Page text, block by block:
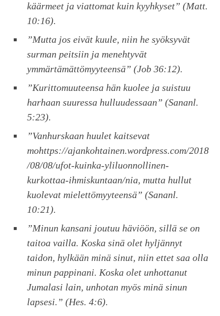
käärmeet ja viattomat kuin kyyhkyset” (Matt.
10:16).
”Mutta jos eivät kuule, niin he syöksyvät
surman peitsiin ja menehtyvät
ymmärtämättömyyteensä” (Job 36:12).
”Kurittomuuteensa hän kuolee ja suistuu
harhaan suuressa hulluudessaan” (Sananl.
5:23).
”Vanhurskaan huulet kaitsevat
mohttps://ajankohtainen.wordpress.com/2018
/08/08/ufot-kuinka-yliluonnollinen-
kurkottaa-ihmiskuntaan/nia, mutta hullut
kuolevat mielettömyyteensä” (Sananl.
10:21).
”Minun kansani joutuu häviöön, sillä se on
taitoa vailla. Koska sinä olet hyljännyt
taidon, hylkään minä sinut, niin ettet saa olla
minun pappinani. Koska olet unhottanut
Jumalasi lain, unhotan myös minä sinun
lapsesi.” (Hes. 4:6).